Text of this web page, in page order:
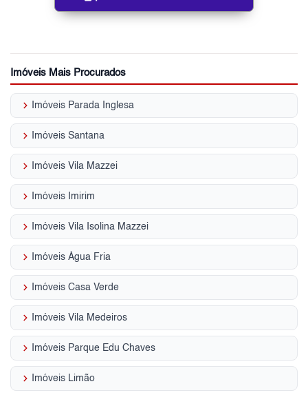
Imóveis Mais Procurados
keyboard_arrow_right Imóveis Parada Inglesa
keyboard_arrow_right Imóveis Santana
keyboard_arrow_right Imóveis Vila Mazzei
keyboard_arrow_right Imóveis Imirim
keyboard_arrow_right Imóveis Vila Isolina Mazzei
keyboard_arrow_right Imóveis Água Fria
keyboard_arrow_right Imóveis Casa Verde
keyboard_arrow_right Imóveis Vila Medeiros
keyboard_arrow_right Imóveis Parque Edu Chaves
keyboard_arrow_right Imóveis Limão